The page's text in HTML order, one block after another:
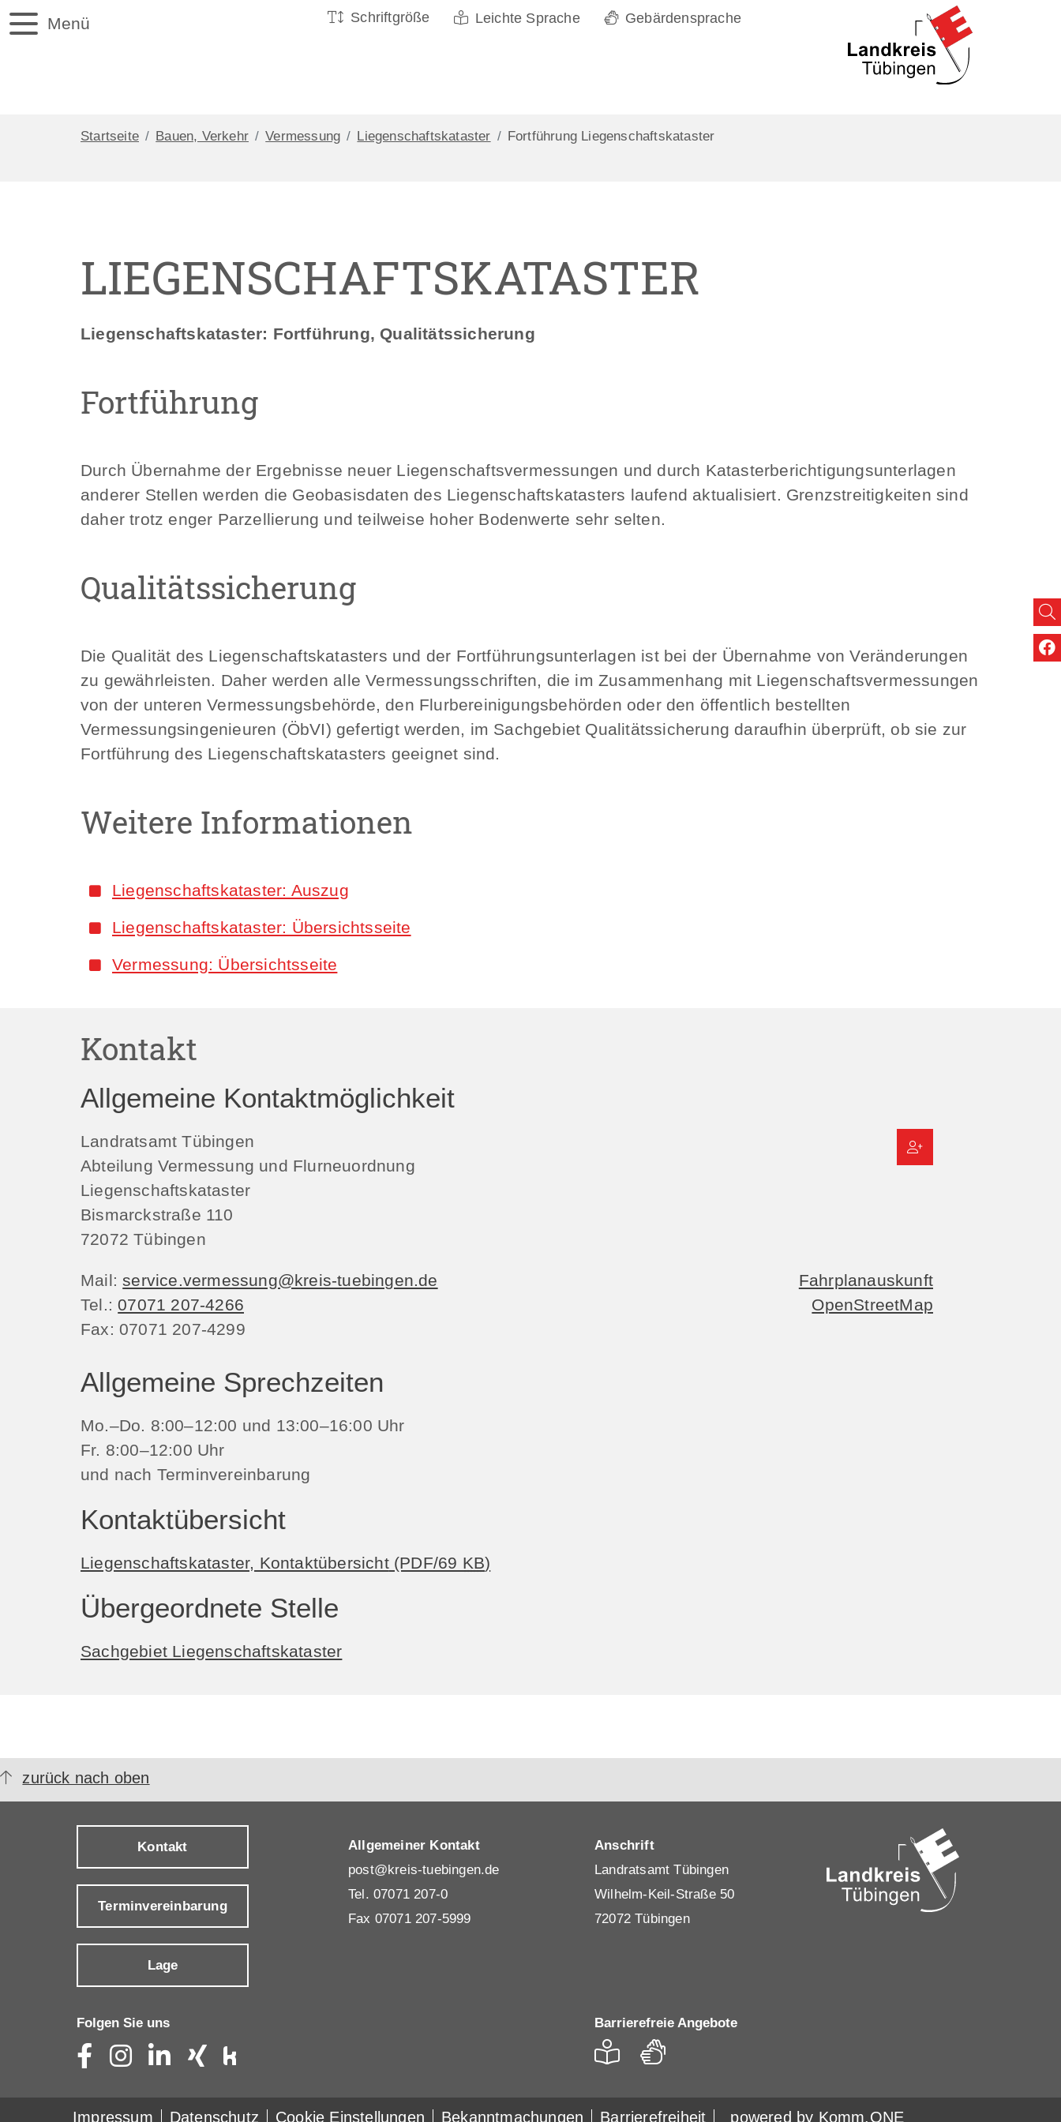
Menü Schriftgröße Leichte Sprache Gebärdensprache
Startseite Bauen, Verkehr Vermessung Liegenschaftskataster Fortführung Liegenschaftskataster
LIEGENSCHAFTSKATASTER
Liegenschaftskataster: Fortführung, Qualitätssicherung
Fortführung
Durch Übernahme der Ergebnisse neuer Liegenschaftsvermessungen und durch Katasterberichtigungsunterlagen
anderer Stellen werden die Geobasisdaten des Liegenschaftskatasters laufend aktualisiert. Grenzstreitigkeiten sind
daher trotz enger Parzellierung und teilweise hoher Bodenwerte sehr selten.
Qualitätssicherung
Die Qualität des Liegenschaftskatasters und der Fortführungsunterlagen ist bei der Übernahme von Veränderungen
zu gewährleisten. Daher werden alle Vermessungsschriften, die im Zusammenhang mit Liegenschaftsvermessungen
von der unteren Vermessungsbehörde, den Flurbereinigungsbehörden oder den öffentlich bestellten
Vermessungsingenieuren (ÖbVI) gefertigt werden, im Sachgebiet Qualitätssicherung daraufhin überprüft, ob sie zur
Fortführung des Liegenschaftskatasters geeignet sind.
Weitere Informationen
Liegenschaftskataster: Auszug
Liegenschaftskataster: Übersichtsseite
Vermessung: Übersichtsseite
Kontakt
Allgemeine Kontaktmöglichkeit
Landratsamt Tübingen
Abteilung Vermessung und Flurneuordnung
Liegenschaftskataster
Bismarckstraße 110
72072 Tübingen
Fahrplanauskunft
OpenStreetMap
Mail: service.vermessung@kreis-tuebingen.de
Tel.: 07071 207-4266
Fax: 07071 207-4299
Allgemeine Sprechzeiten
Mo.–Do. 8:00–12:00 und 13:00–16:00 Uhr
Fr. 8:00–12:00 Uhr
und nach Terminvereinbarung
Kontaktübersicht
Liegenschaftskataster, Kontaktübersicht(PDF/69 KB)
Übergeordnete Stelle
Sachgebiet Liegenschaftskataster
zurück nach oben
Kontakt
Terminvereinbarung
Lage
Allgemeiner Kontakt
post@kreis-tuebingen.de
Tel. 07071 207-0
Fax 07071 207-5999
Anschrift
Landratsamt Tübingen
Wilhelm-Keil-Straße 50
72072 Tübingen
Folgen Sie uns Barrierefreie Angebote
Impressum Datenschutz Cookie Einstellungen Bekanntmachungen Barrierefreiheit powered by Komm.ONE